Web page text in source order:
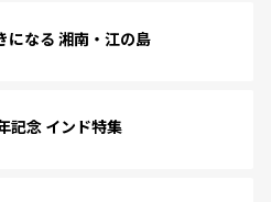
になる 湘南・江の島
記念 インド特集